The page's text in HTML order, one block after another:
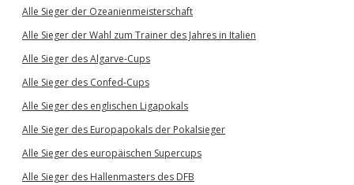
Alle Sieger der Ozeanienmeisterschaft
Alle Sieger der Wahl zum Trainer des Jahres in Italien
Alle Sieger des Algarve-Cups
Alle Sieger des Confed-Cups
Alle Sieger des englischen Ligapokals
Alle Sieger des Europapokals der Pokalsieger
Alle Sieger des europäischen Supercups
Alle Sieger des Hallenmasters des DFB